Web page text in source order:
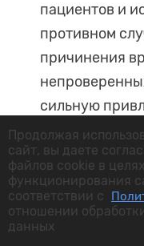
пациентов и
противном
причинения
сильную
пациентов за
возможности
с реальным
Отсутствие
Продолжая
сайт, вы даете
файлов cookie в
функционирования
соответствии с
отношении
данных